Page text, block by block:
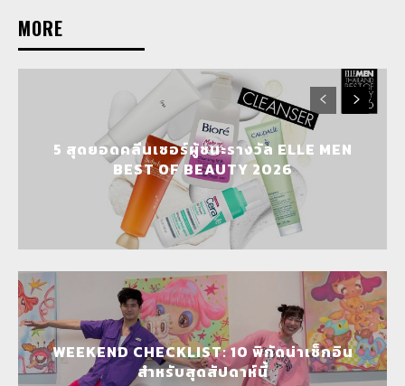
MORE
5 สุดยอดคลีนเซอร์ผู้ชนะรางวัล ELLE MEN
BEST OF BEAUTY 2026
WEEKEND CHECKLIST: 10 พิกัดน่าเช็กอิน
สำหรับสุดสัปดาห์นี้